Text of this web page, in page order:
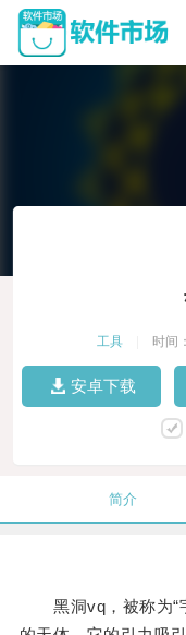
工具 时间
安卓下载
简介
黑洞vq，被称为“